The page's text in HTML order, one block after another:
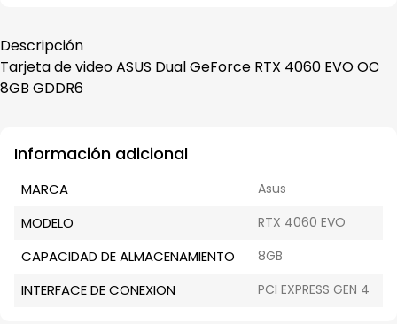
Descripción
Tarjeta de video ASUS Dual GeForce RTX 4060 EVO OC
8GB GDDR6
Información adicional
MARCA Asus
MODELO RTX 4060 EVO
CAPACIDAD DE ALMACENAMIENTO 8GB
INTERFACE DE CONEXION PCI EXPRESS GEN 4